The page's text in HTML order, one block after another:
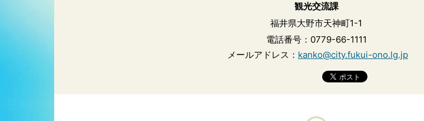
観光交流課
福井県大野市天神町1-1
電話番号：0779-66-1111
メールアドレス： kanko@city.fukui-ono.lg.jp